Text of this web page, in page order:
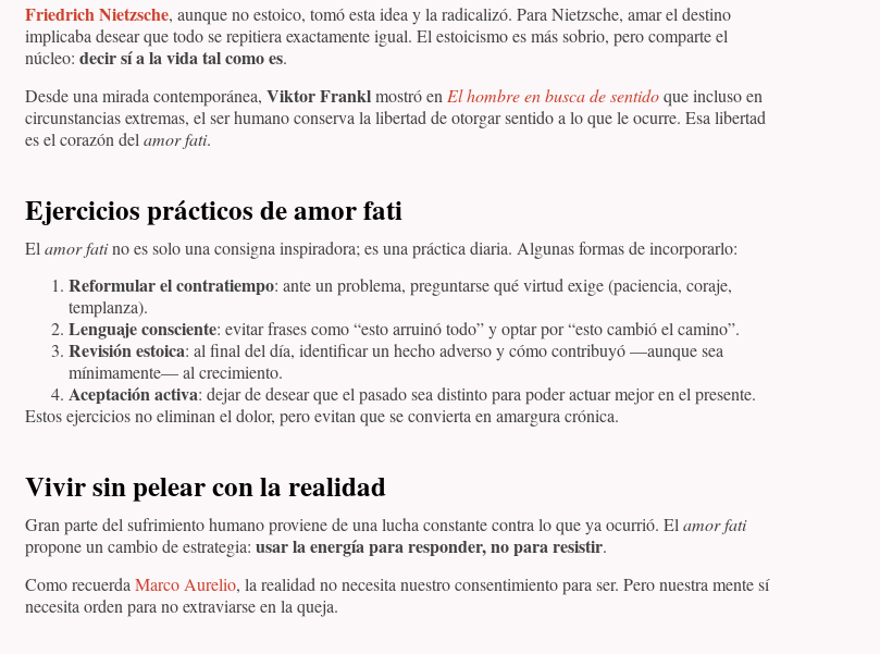
Friedrich Nietzsche, aunque no estoico, tomó esta idea y la radicalizó. Para Nietzsche, amar el destino
implicaba desear que todo se repitiera exactamente igual. El estoicismo es más sobrio, pero comparte el
núcleo: decir sí a la vida tal como es.
Desde una mirada contemporánea, Viktor Franklmostró en El hombre en busca de sentidoque incluso en
circunstancias extremas, el ser humano conserva la libertad de otorgar sentido a lo que le ocurre. Esa libertad
es el corazón del amor fati.
Ejercicios prácticos de amor fati
El amor fatino es solo una consigna inspiradora; es una práctica diaria. Algunas formas de incorporarlo:
Reformular el contratiempo: ante un problema, preguntarse qué virtud exige (paciencia, coraje,
templanza).
Lenguaje consciente: evitar frases como “esto arruinó todo” y optar por “esto cambió el camino”.
Revisión estoica: al final del día, identificar un hecho adverso y cómo contribuyó —aunque sea
mínimamente— al crecimiento.
Aceptación activa: dejar de desear que el pasado sea distinto para poder actuar mejor en el presente.
Estos ejercicios no eliminan el dolor, pero evitan que se convierta en amargura crónica.
Vivir sin pelear con la realidad
Gran parte del sufrimiento humano proviene de una lucha constante contra lo que ya ocurrió. Elamor fati
propone un cambio de estrategia: usar la energía para responder, no para resistir.
Como recuerda Marco Aurelio, la realidad no necesita nuestro consentimiento para ser. Pero nuestra mente sí
necesita orden para no extraviarse en la queja.